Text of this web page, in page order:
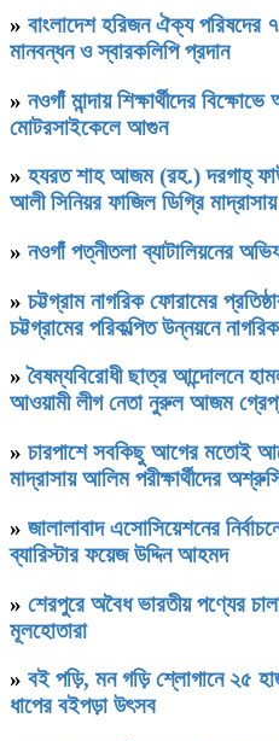
» বাংলাদেশ হরিজন ঐক্য পরিষদের ৭
মানবন্ধন ও স্বারকলিপি প্রদান
» নওগাঁ মান্দায় শিক্ষার্থীদের
মোটরসাইকেলে আগুন
» হযরত শাহ আজম (রহ.) দরগাহ্
আলী সিনিয়র ফাজিল ডিগ্রি
» নওগাঁ পত্নীতলা ব্যাটালিয়নের
» চট্টগ্রাম নাগরিক ফোরামের
চট্টগ্রামের পরিকল্পিত উন্নয়নে
»বৈষম্যবিরোধী ছাত্র আন্দোলনে
আওয়ামী লীগ নেতা নুরুল আজম
» চারপাশে সবকিছু আগের মতোই
মাদ্রাসায় আলিম পরীক্ষার্থীদের
» জালালাবাদ এসোসিয়েশনের
ব্যারিস্টার ফয়েজ উদ্দিন আহমদ
» শেরপুরে অবৈধ ভারতীয় পণ্যের
মূলহোতারা
» বই পড়ি, মন গড়ি শ্লোগানে ২৫
ধাপের বইপড়া উৎসব